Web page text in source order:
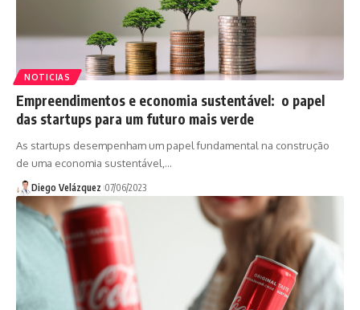
NOTICIAS
Empreendimentos e economia sustentável: o papel
das startups para um futuro mais verde
As startups desempenham um papel fundamental na construção
de uma economia sustentável,…
Diego Velázquez 07/06/2023